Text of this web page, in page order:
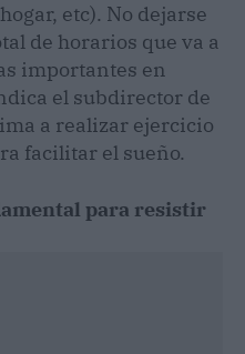
etc). No dejarse
de horarios que va a
importantes en
el subdirector de
a realizar ejercicio
facilitar el sueño.
para resistir